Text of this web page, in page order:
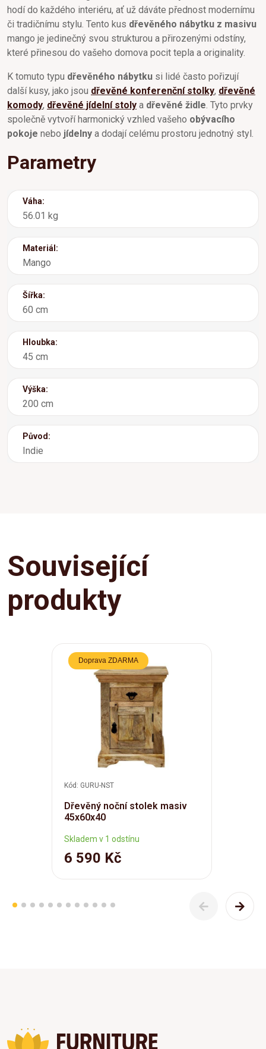
hodí do každého interiéru, ať už dáváte přednost modernímu
či tradičnímu stylu. Tento kus dřevěného nábytku z masivu
mango je jedinečný svou strukturou a přirozenými odstíny,
které přinesou do vašeho domova pocit tepla a originality.
K tomuto typu dřevěného nábytku si lidé často pořizují
další kusy, jako jsou dřevěné konferenční stolky, dřevěné
komody, dřevěné jídelní stoly a dřevěné židle . Tyto prvky
společně vytvoří harmonický vzhled vašeho obývacího
pokoje nebo jídelny a dodají celému prostoru jednotný styl.
Parametry
Váha:
56.01 kg
Materiál:
Mango
Šířka:
60 cm
Hloubka:
45 cm
Výška:
200 cm
Původ:
Indie
Související
produkty
Doprava ZDARMA
Kód: GURU-NST
Dřevěný noční stolek masiv
45x60x40
Skladem v 1 odstínu
6 590 Kč